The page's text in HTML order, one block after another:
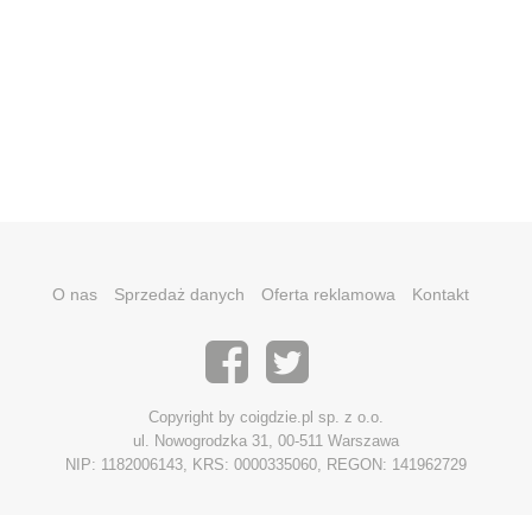
O nas Sprzedaż danych Oferta reklamowa Kontakt
Copyright by coigdzie.pl sp. z o.o.
ul. Nowogrodzka 31, 00-511 Warszawa
NIP: 1182006143, KRS: 0000335060, REGON: 141962729